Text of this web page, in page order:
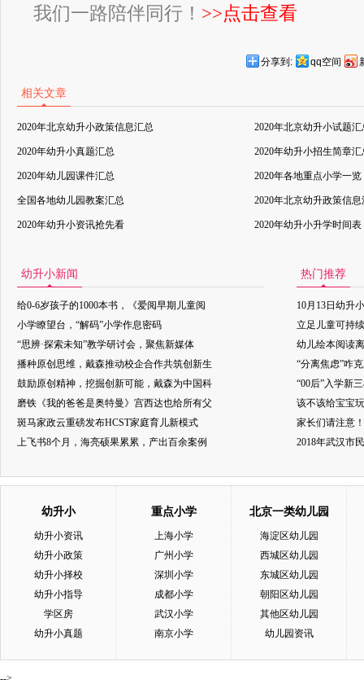
我们一路陪伴同行！ >>点击查看
分享到: qq空间
相关文章
2020年北京幼升小政策信息汇总 2020年北京幼升小试题汇
2020年幼升小真题汇总 2020年幼升小招生简章汇
2020年幼儿园课件汇总 2020年各地重点小学一览
全国各地幼儿园教案汇总 2020年北京幼升政策信息
2020年幼升小资讯抢先看 2020年幼升小升学时间表
幼升小新闻
给0-6岁孩子的1000本书，《爱阅早期儿童阅
小学瞭望台，“解码”小学作息密码
“思辨·探索未知”教学研讨会，聚焦新媒体
播种原创思维，戴森推动校企合作共筑创新生
鼓励原创精神，挖掘创新可能，戴森为中国科
磨铁《我的爸爸是奥特曼》宫西达也给所有父
斑马家政云重磅发布HCST家庭育儿新模式
上飞书8个月，海亮硕果累累，产出百余案例
热门推荐
10月13日幼升
立足儿童可持
幼儿绘本阅读
“分离焦虑”咋
“00后”入学新
该不该给宝宝
家长们请注意
2018年武汉市
幼升小
幼升小资讯
幼升小政策
幼升小择校
幼升小指导
学区房
幼升小真题
重点小学
上海小学
广州小学
深圳小学
成都小学
武汉小学
南京小学
北京一类幼儿园
海淀区幼儿园
西城区幼儿园
东城区幼儿园
朝阳区幼儿园
其他区幼儿园
幼儿园资讯
-->